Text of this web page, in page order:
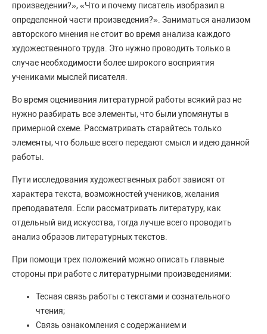
произведении?», «Что и почему писатель изобразил в
определенной части произведения?». Заниматься анализом
авторского мнения не стоит во время анализа каждого
художественного труда. Это нужно проводить только в
случае необходимости более широкого восприятия
учениками мыслей писателя.
Во время оценивания литературной работы всякий раз не
нужно разбирать все элементы, что были упомянуты в
примерной схеме. Рассматривать старайтесь только
элементы, что больше всего передают смысл и идею данной
работы.
Пути исследования художественных работ зависят от
характера текста, возможностей учеников, желания
преподавателя. Если рассматривать литературу, как
отдельный вид искусства, тогда лучше всего проводить
анализ образов литературных текстов.
При помощи трех положений можно описать главные
стороны при работе с литературными произведениями:
Тесная связь работы с текстами и сознательного
чтения;
Связь ознакомления с содержанием и